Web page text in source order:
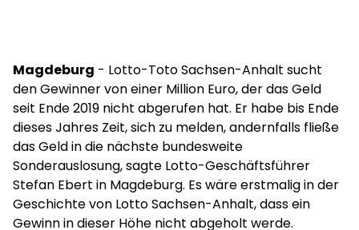
Magdeburg - Lotto-Toto Sachsen-Anhalt sucht
den Gewinner von einer Million Euro, der das Geld
seit Ende 2019 nicht abgerufen hat. Er habe bis Ende
dieses Jahres Zeit, sich zu melden, andernfalls fließe
das Geld in die nächste bundesweite
Sonderauslosung, sagte Lotto-Geschäftsführer
Stefan Ebert in Magdeburg. Es wäre erstmalig in der
Geschichte von Lotto Sachsen-Anhalt, dass ein
Gewinn in dieser Höhe nicht abgeholt werde.